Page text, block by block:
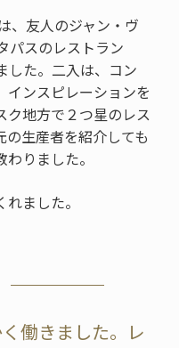
、友人のジャン・ヴ
パスのレストラン
した。二入は、コン
インスピレーションを
ク地方で２つ星のレス
の生産者を紹介しても
りました。
ました。
働きました。レ